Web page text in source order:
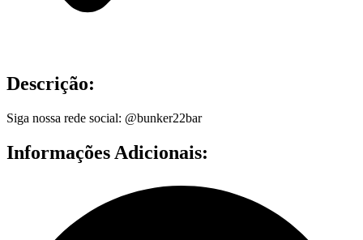
Descrição:
Siga nossa rede social: @bunker22bar
Informações Adicionais: